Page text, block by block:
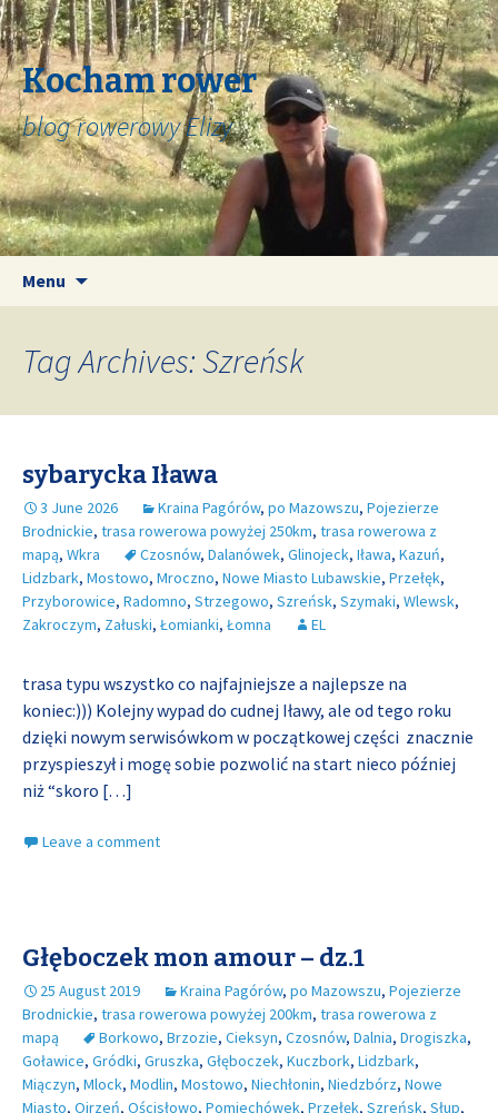
Kocham rower
blog rowerowy Elizy
Menu
Tag Archives: Szreńsk
sybarycka Iława
3 June 2026 Kraina Pagórów, po Mazowszu, Pojezierze
Brodnickie, trasa rowerowa powyżej 250km, trasa rowerowa z
mapą, Wkra Czosnów, Dalanówek, Glinojeck, Iława, Kazuń,
Lidzbark, Mostowo, Mroczno, Nowe Miasto Lubawskie, Przełęk,
Przyborowice, Radomno, Strzegowo, Szreńsk, Szymaki, Wlewsk,
Zakroczym, Załuski, Łomianki, Łomna EL
trasa typu wszystko co najfajniejsze a najlepsze na
koniec:))) Kolejny wypad do cudnej Iławy, ale od tego roku
dzięki nowym serwisówkom w początkowej części znacznie
przyspieszył i mogę sobie pozwolić na start nieco później
niż “skoro […]
Leave a comment
Głęboczek mon amour – dz.1
25 August 2019 Kraina Pagórów, po Mazowszu, Pojezierze
Brodnickie, trasa rowerowa powyżej 200km, trasa rowerowa z
mapą
Borkowo, Brzozie, Cieksyn, Czosnów, Dalnia, Drogiszka,
Goławice, Gródki, Gruszka, Głęboczek, Kuczbork, Lidzbark,
Miączyn, Mlock, Modlin, Mostowo, Niechłonin, Niedzbórz, Nowe
Miasto, Ojrzeń, Ościsłowo, Pomiechówek, Przełęk, Szreńsk, Słup,